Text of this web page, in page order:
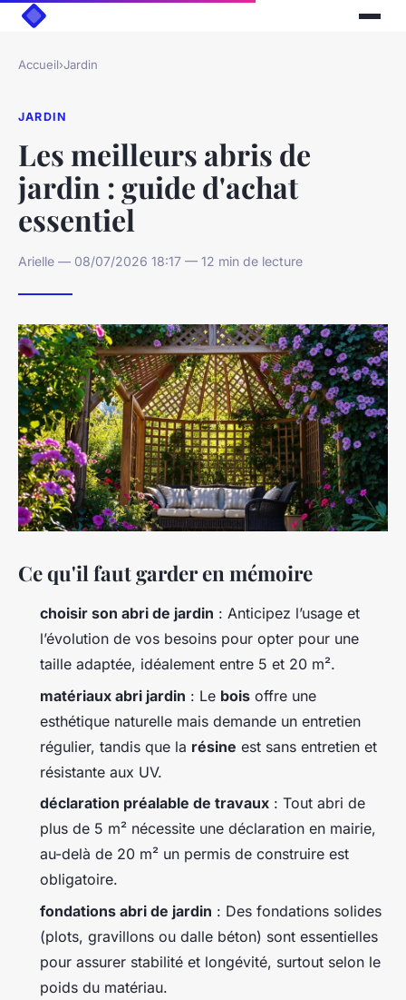
Accueil›Jardin
JARDIN
Les meilleurs abris de
jardin : guide d'achat
essentiel
Arielle — 08/07/2026 18:17 — 12 min de lecture
Ce qu'il faut garder en mémoire
choisir son abri de jardin : Anticipez l’usage et
l’évolution de vos besoins pour opter pour une
taille adaptée, idéalement entre 5 et 20 m².
matériaux abri jardin : Le bois offre une
esthétique naturelle mais demande un entretien
régulier, tandis que la résine est sans entretien et
résistante aux UV.
déclaration préalable de travaux : Tout abri de
plus de 5 m² nécessite une déclaration en mairie,
au-delà de 20 m² un permis de construire est
obligatoire.
fondations abri de jardin : Des fondations solides
(plots, gravillons ou dalle béton) sont essentielles
pour assurer stabilité et longévité, surtout selon le
poids du matériau.